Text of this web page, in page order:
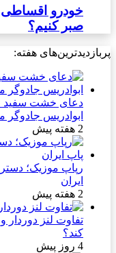
خودرو اقساطی
صبر کنیم؟
پربازدیدترین‌های هفته:
دعای خشت سفید
ابوادریس جادوگر
2 هفته پیش
رپاپ موزیک؛
ایران
2 هفته پیش
تفاوت لنز
کند؟
4 روز پیش